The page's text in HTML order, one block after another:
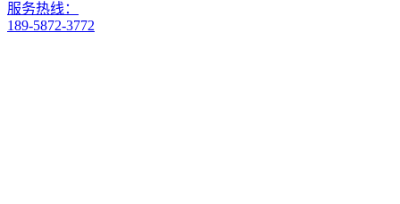
服务热线：
189-5872-3772